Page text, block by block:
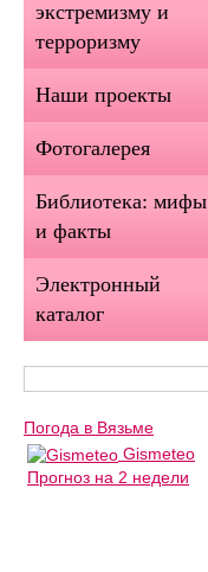
экстремизму и
терроризму
Наши проекты
Фотогалерея
Библиотека: мифы
и факты
Электронный
каталог
Погода в Вязьме
Gismeteo
Прогноз на 2 недели